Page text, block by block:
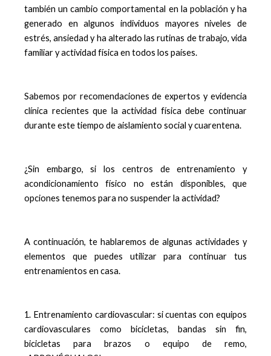
también un cambio comportamental en la población y ha
generado en algunos individuos mayores niveles de
estrés, ansiedad y ha alterado las rutinas de trabajo, vida
familiar y actividad física en todos los países.
Sabemos por recomendaciones de expertos y evidencia
clínica recientes que la actividad física debe continuar
durante este tiempo de aislamiento social y cuarentena.
¿Sin embargo, si los centros de entrenamiento y
acondicionamiento físico no están disponibles, que
opciones tenemos para no suspender la actividad?
A continuación, te hablaremos de algunas actividades y
elementos que puedes utilizar para continuar tus
entrenamientos en casa.
1. Entrenamiento cardiovascular: si cuentas con equipos
cardiovasculares como bicicletas, bandas sin fin,
bicicletas para brazos o equipo de remo,